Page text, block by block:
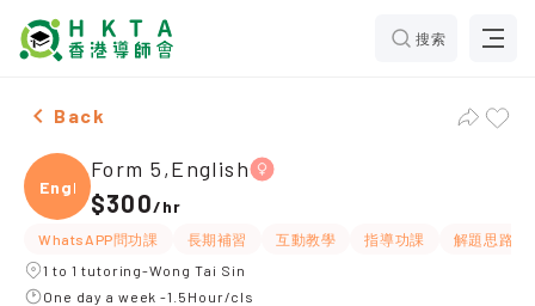
搜索
Female Form 5,English，Wong Tai Sin Tuition
Back
Engli
Form 5,English
$300/hr
WhatsAPP問功課 長期補習 互動教學 指導功課
解題思路
1 to 1 tutoring-Wong Tai Sin
One day a week -1.5Hour/cls